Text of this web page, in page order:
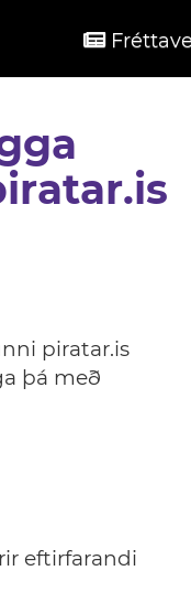
piratar.is
þá með
eftirfarandi